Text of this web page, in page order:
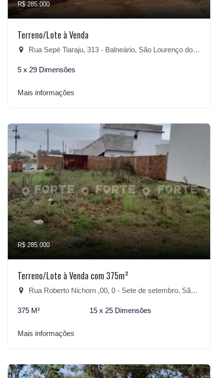
R$ 285.000
Terreno/Lote à Venda
Rua Sepé Tiaraju, 313 - Balneário, São Lourenço do Sul-RS
5 x 29 Dimensões
Mais informações
R$ 285.000
Terreno/Lote à Venda com 375m²
Rua Roberto Nichorn ,00, 0 - Sete de setembro, São Lourenço do Sul-RS
375 M² 15 x 25 Dimensões
Mais informações